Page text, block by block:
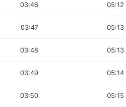
03:46 05:12
03:47 05:13
03:48 05:13
03:49 05:14
03:50 05:15